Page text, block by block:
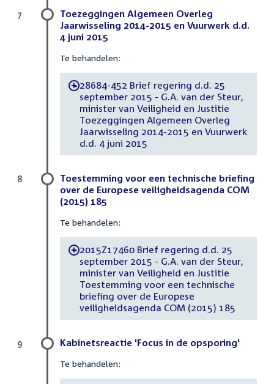
Toezeggingen Algemeen Overleg
Jaarwisseling 2014-2015 en Vuurwerk d.d.
4 juni 2015
Te behandelen:
-28684-452 Brief regering d.d. 25
september 2015 - G.A. van der Steur,
minister van Veiligheid en Justitie
Toezeggingen Algemeen Overleg
Jaarwisseling 2014-2015 en Vuurwerk
d.d. 4 juni 2015
7
Toestemming voor een technische briefing
over de Europese veiligheidsagenda COM
(2015) 185
Te behandelen:
-2015Z17460 Brief regering d.d. 25
september 2015 - G.A. van der Steur,
minister van Veiligheid en Justitie
Toestemming voor een technische
briefing over de Europese
veiligheidsagenda COM (2015) 185
8
Kabinetsreactie 'Focus in de opsporing'
Te behandelen:
9